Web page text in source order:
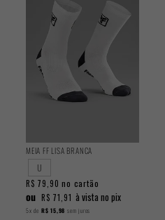
MEIA FF LISA BRANCA
U
R$ 79,90 no cartão
ou R$ 71,91 à vista no pix
5x de R$ 15,98 sem juros